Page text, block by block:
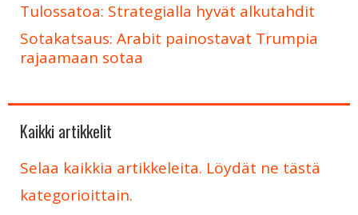
Tulossatoa: Strategialla hyvät alkutahdit
Sotakatsaus: Arabit painostavat Trumpia
rajaamaan sotaa
Kaikki artikkelit
Selaa kaikkia artikkeleita. Löydät ne tästä
kategorioittain.